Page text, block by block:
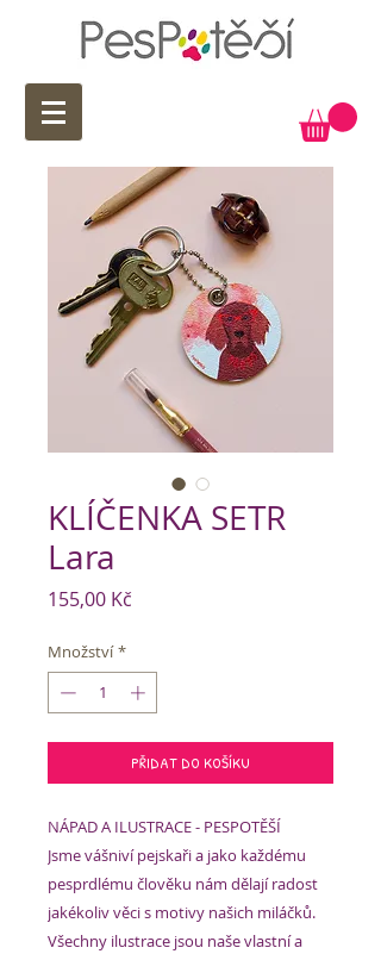
KLÍČENKA SETR
Lara
155,00 Kč
Množství *
PŘIDAT DO KOŠÍKU
NÁPAD A ILUSTRACE - PESPOTĚŠÍ
Jsme vášniví pejskaři a jako každému
pesprdlému člověku nám dělají radost
jakékoliv věci s motivy našich miláčků.
Všechny ilustrace jsou naše vlastní a